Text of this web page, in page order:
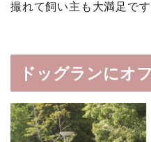
撮れて飼い主も大満足で
ドッグランにオ